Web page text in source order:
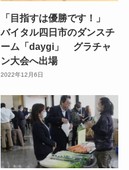
「目指すは優勝です！」
バイタル四日市のダンスチ
ーム「daygi」 グラチャ
ン大会へ出場
2022年12月6日